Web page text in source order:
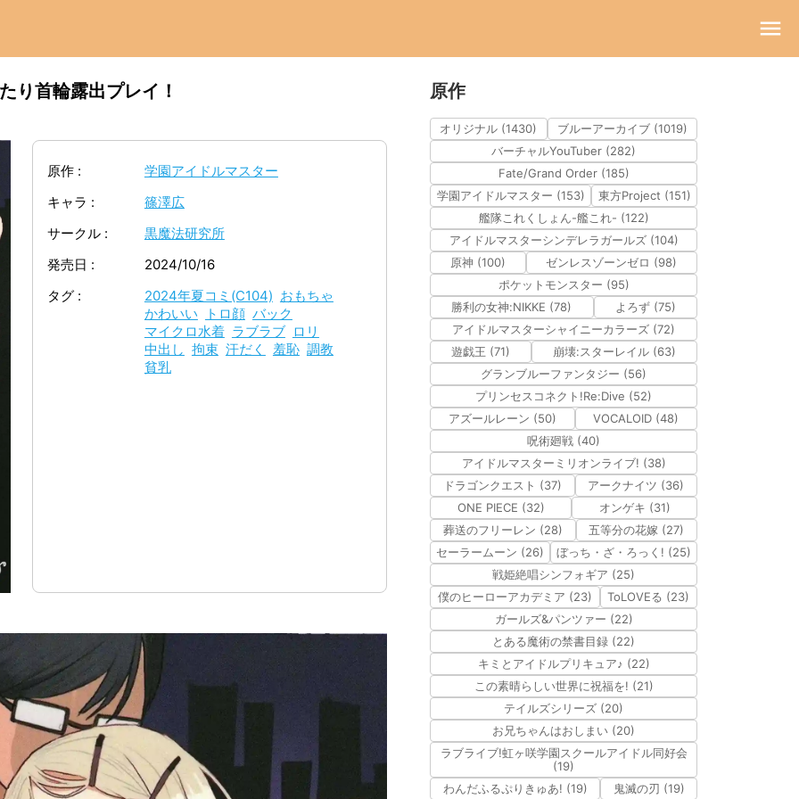
り首輪露出プレイ！
原作
学園アイドルマスター
キャラ
篠澤広
サークル
黒魔法研究所
発売日
2024/10/16
タグ
2024年夏コミ(C104) おもちゃ
かわいい
トロ顔 バック
マイクロ水着 ラブラブ ロリ
中出し 拘束 汗だく 羞恥 調教
貧乳
原作
オリジナル (1430)
ブルーアーカイブ (1019)
バーチャルYouTuber (282)
Fate/Grand Order (185)
学園アイドルマスター (153)
東方Project (151)
艦隊これくしょん-艦これ- (122)
アイドルマスターシンデレラガールズ (104)
原神 (100)
ゼンレスゾーンゼロ (98)
ポケットモンスター (95)
勝利の女神:NIKKE (78)
よろず (75)
アイドルマスターシャイニーカラーズ (72)
遊戯王 (71)
崩壊:スターレイル (63)
グランブルーファンタジー (56)
プリンセスコネクト!Re:Dive (52)
アズールレーン (50)
VOCALOID (48)
呪術廻戦 (40)
アイドルマスターミリオンライブ! (38)
ドラゴンクエスト (37)
アークナイツ (36)
ONE PIECE (32)
オンゲキ (31)
葬送のフリーレン (28)
五等分の花嫁 (27)
セーラームーン (26)
ぼっち・ざ・ろっく! (25)
戦姫絶唱シンフォギア (25)
僕のヒーローアカデミア (23)
ToLOVEる (23)
ガールズ&パンツァー (22)
とある魔術の禁書目録 (22)
キミとアイドルプリキュア♪ (22)
この素晴らしい世界に祝福を! (21)
テイルズシリーズ (20)
お兄ちゃんはおしまい (20)
ラブライブ!虹ヶ咲学園スクールアイドル同好会
(19)
わんだふるぷりきゅあ! (19)
鬼滅の刃 (19)